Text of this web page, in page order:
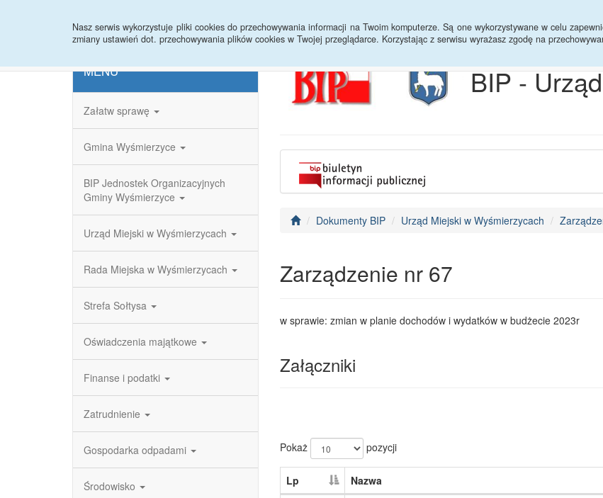
Nasz serwis wykorzystuje pliki cookies do przechowywania informacji na Twoim komputerze. Są one wykorzystywane w celu
zmiany ustawień dot. przechowywania plików cookies w Twojej przeglądarce. Korzystając z serwisu wyrażasz zgodę na
MENU
Załatw sprawę
Gmina Wyśmierzyce
BIP Jednostek Organizacyjnych
Gminy Wyśmierzyce
Urząd Miejski w Wyśmierzycach
Rada Miejska w Wyśmierzycach
Strefa Sołtysa
Oświadczenia majątkowe
Finanse i podatki
Zatrudnienie
Gospodarka odpadami
Środowisko
BIP -
Dokumenty BIP Urząd Miejski w Wyśmierzycach
Zarządzenie nr 67
w sprawie: zmian w planie dochodów i wydatków w budżecie 2023r
Załączniki
Pokaż pozycji
Lp Nazwa